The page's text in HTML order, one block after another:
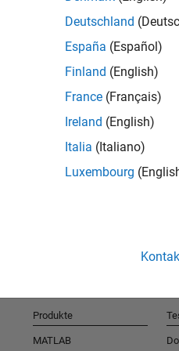
Deutschland
España (Español)
Finland (English)
France (Français)
Ireland (English)
Italia (Italiano)
Luxembourg
Produkte
MATLAB